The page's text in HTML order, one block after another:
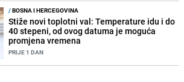
/BOSNA I HERCEGOVINA
Stiže novi toplotni val: Temperature idu i do
40 stepeni, od ovog datuma je moguća
promjena vremena
PRIJE 1 DAN